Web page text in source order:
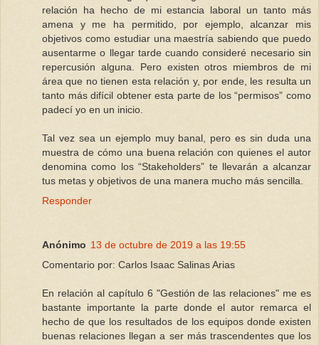
relación ha hecho de mi estancia laboral un tanto más
amena y me ha permitido, por ejemplo, alcanzar mis
objetivos como estudiar una maestría sabiendo que puedo
ausentarme o llegar tarde cuando consideré necesario sin
repercusión alguna. Pero existen otros miembros de mi
área que no tienen esta relación y, por ende, les resulta un
tanto más difícil obtener esta parte de los “permisos” como
padecí yo en un inicio.
Tal vez sea un ejemplo muy banal, pero es sin duda una
muestra de cómo una buena relación con quienes el autor
denomina como los “Stakeholders” te llevarán a alcanzar
tus metas y objetivos de una manera mucho más sencilla.
Responder
Anónimo 13 de octubre de 2019 a las 19:55
Comentario por: Carlos Isaac Salinas Arias
En relación al capítulo 6 "Gestión de las relaciones" me es
bastante importante la parte donde el autor remarca el
hecho de que los resultados de los equipos donde existen
buenas relaciones llegan a ser más trascendentes que los